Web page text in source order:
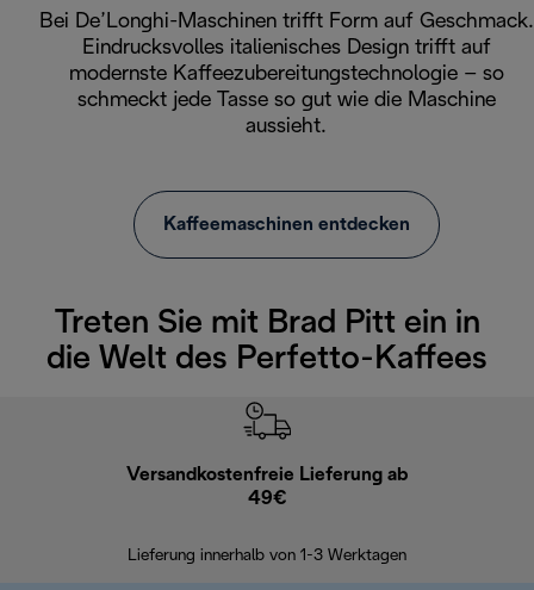
Bei De’Longhi-Maschinen trifft Form auf Geschmack.
Eindrucksvolles italienisches Design trifft auf
modernste Kaffeezubereitungstechnologie – so
schmeckt jede Tasse so gut wie die Maschine
aussieht.
Kaffeemaschinen entdecken
Treten Sie mit Brad Pitt ein in
die Welt des Perfetto-Kaffees
Versandkostenfreie Lieferung ab
49€
Lieferung innerhalb von 1-3 Werktagen